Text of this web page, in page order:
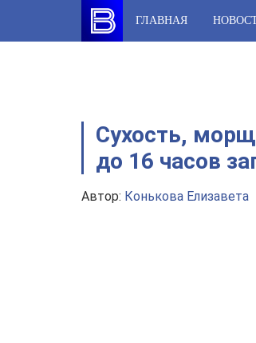
content
ГЛАВНАЯ
Сухость,
до 16 часов
Автор: Конькова Елизавета